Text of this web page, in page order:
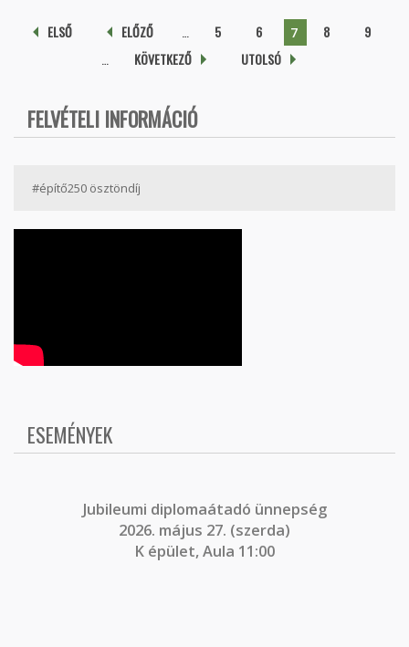
Pages
ELSŐ ELŐZŐ 5 6 7 8
9
KÖVETKEZŐ UTOLSÓ
FELVÉTELI INFORMÁCIÓ
#építő250 ösztöndíj
ESEMÉNYEK
Jubileumi diplomaátadó ünnepség
2026. május 27. (szerda)
K épület, Aula 11:00